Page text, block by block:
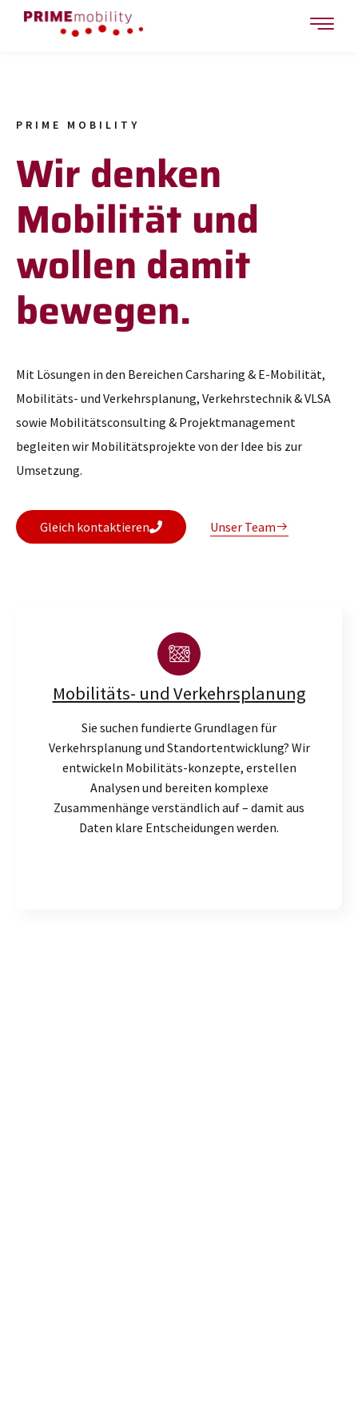
PRIME MOBILITY
Wir denken
Mobilität und
wollen damit
bewegen.
Mit Lösungen in den Bereichen Carsharing & E-Mobilität,
Mobilitäts- und Verkehrsplanung, Verkehrstechnik & VLSA
sowie Mobilitätsconsulting & Projektmanagement
begleiten wir Mobilitätsprojekte von der Idee bis zur
Umsetzung.
Gleich kontaktieren Unser Team
Mobilitäts- und Verkehrsplanung
Sie suchen fundierte Grundlagen für
Verkehrsplanung und Standortentwicklung? Wir
entwickeln Mobilitäts-konzepte, erstellen
Analysen und bereiten komplexe
Zusammenhänge verständlich auf – damit aus
Daten klare Entscheidungen werden.